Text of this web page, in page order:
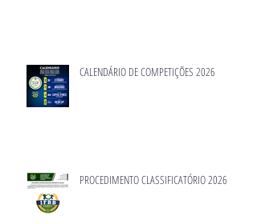
CALENDÁRIO DE COMPETIÇÕES 2026
PROCEDIMENTO CLASSIFICATÓRIO 2026